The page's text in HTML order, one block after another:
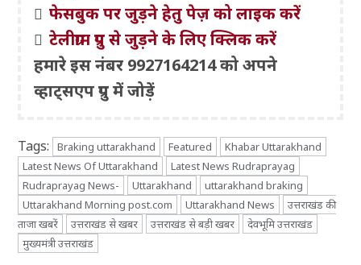
फेसबुक पर जुड़ने हेतु पेज़ को लाइक करें
टेलीग्राम ग्रुप से जुड़ने के लिए क्लिक करें
हमारे इस नंबर 9927164214 को अपने
व्हाट्सएप ग्रुप में जोड़ें
Tags: Braking uttarakhand Featured
Khabar Uttarakhand
Latest News Of Uttarakhand
Latest News Rudraprayag
Rudraprayag News-
Uttarakhand
uttarakhand braking
Uttarakhand Morning post.com
Uttarakhand News
उत्तराखंड की
ताजा खबरें
उत्तराखंड से खबर उत्तराखंड से बड़ी खबर
देवभूमि उत्तराखंड
मुख्यमंत्री उत्तराखंड